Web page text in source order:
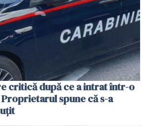
critică după ce a intrat într-o
spune că s-a